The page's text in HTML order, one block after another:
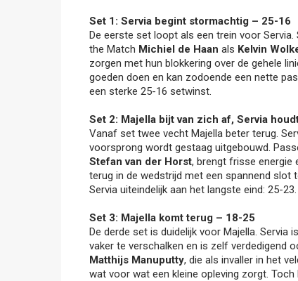
Set 1: Servia begint stormachtig – 25-16
De eerste set loopt als een trein voor Servia.
the Match Michiel de Haan als Kelvin
zorgen met hun blokkering over de gehele
goeden doen en kan zodoende een nette
een sterke 25-16 setwinst.
Set 2: Majella bijt van zich af, Servia
Vanaf set twee vecht Majella beter terug.
voorsprong wordt gestaag uitgebouwd.
Stefan van der Horst, brengt frisse energie
terug in de wedstrijd met een spannend slot
Servia uiteindelijk aan het langste eind: 25-23.
Set 3: Majella komt terug – 18-25
De derde set is duidelijk voor Majella. Servia
vaker te verschalken en is zelf verdedigend
Matthijs Manuputty, die als invaller in het
wat voor wat een kleine opleving zorgt.